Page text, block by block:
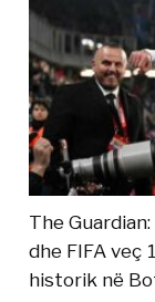
The
dhe FIFA veç
historik në